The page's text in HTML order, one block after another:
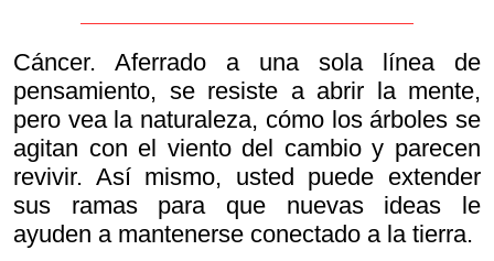
Cáncer. Aferrado a una sola línea de
pensamiento, se resiste a abrir la mente,
pero vea la naturaleza, cómo los árboles se
agitan con el viento del cambio y parecen
revivir. Así mismo, usted puede extender
sus ramas para que nuevas ideas le
ayuden a mantenerse conectado a la tierra.